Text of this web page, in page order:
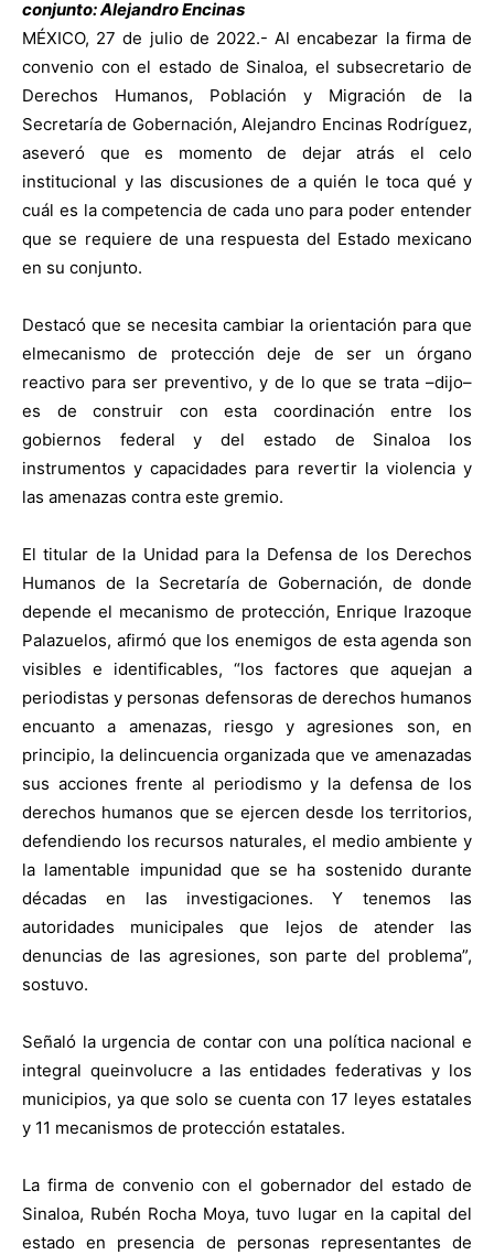
conjunto: Alejandro Encinas
MÉXICO, 27 de julio de 2022.- Al encabezar la firma de
convenio con el estado de Sinaloa, el subsecretario de
Derechos Humanos, Población y Migración de la
Secretaría de Gobernación, Alejandro Encinas Rodríguez,
aseveró que es momento de dejar atrás el celo
institucional y las discusiones de a quién le toca qué y
cuál es la competencia de cada uno para poder entender
que se requiere de una respuesta del Estado mexicano
en su conjunto.
Destacó que se necesita cambiar la orientación para que
elmecanismo de protección deje de ser un órgano
reactivo para ser preventivo, y de lo que se trata –dijo–
es de construir con esta coordinación entre los
gobiernos federal y del estado de Sinaloa los
instrumentos y capacidades para revertir la violencia y
las amenazas contra este gremio.
El titular de la Unidad para la Defensa de los Derechos
Humanos de la Secretaría de Gobernación, de donde
depende el mecanismo de protección, Enrique Irazoque
Palazuelos, afirmó que los enemigos de esta agenda son
visibles e identificables, “los factores que aquejan a
periodistas y personas defensoras de derechos humanos
encuanto a amenazas, riesgo y agresiones son, en
principio, la delincuencia organizada que ve amenazadas
sus acciones frente al periodismo y la defensa de los
derechos humanos que se ejercen desde los territorios,
defendiendo los recursos naturales, el medio ambiente y
la lamentable impunidad que se ha sostenido durante
décadas en las investigaciones. Y tenemos las
autoridades municipales que lejos de atender las
denuncias de las agresiones, son parte del problema”,
sostuvo.
Señaló la urgencia de contar con una política nacional e
integral queinvolucre a las entidades federativas y los
municipios, ya que solo se cuenta con 17 leyes estatales
y 11 mecanismos de protección estatales.
La firma de convenio con el gobernador del estado de
Sinaloa, Rubén Rocha Moya, tuvo lugar en la capital del
estado en presencia de personas representantes de